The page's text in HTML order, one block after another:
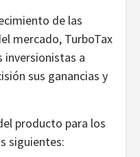
de las
mercado, TurboTax
inversionistas a
sus ganancias y
producto para los
siguientes: